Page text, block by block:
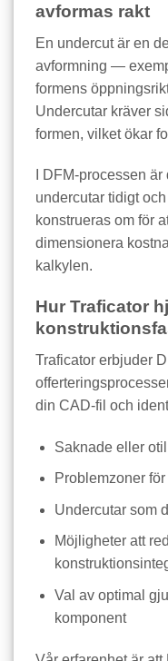
avformas rakt
En undercut är en
avformning —
formens
Undercutar kräver
formen, vilket ökar
I DFM-processen
undercutar tidigt
konstrueras om för
dimensionera
kalkylen.
Hur Traficator
Traficator erbjuder
din CAD-fil och
Saknade eller
Problemzoner
Undercutar som
Möjligheter att
Val av optimal
komponent